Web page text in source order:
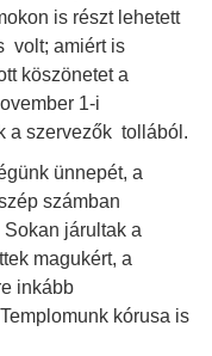
is részt lehetett
volt; amiért is
köszönetet a
1-i
a szervezők tollából.
ünnepét, a
számban
járultak a
magukért, a
inkább
kórusa is